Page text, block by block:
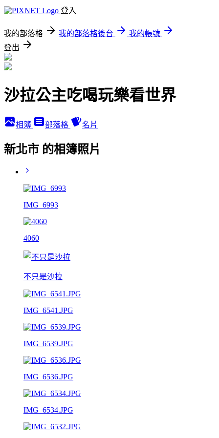
登入
我的部落格 我的部落格後台
我的帳號
登出
沙拉公主吃喝玩樂看世界
相簿 部落格 名片
新北市 的相簿照片
IMG_6993
4060
不只是沙拉
IMG_6541.JPG
IMG_6539.JPG
IMG_6536.JPG
IMG_6534.JPG